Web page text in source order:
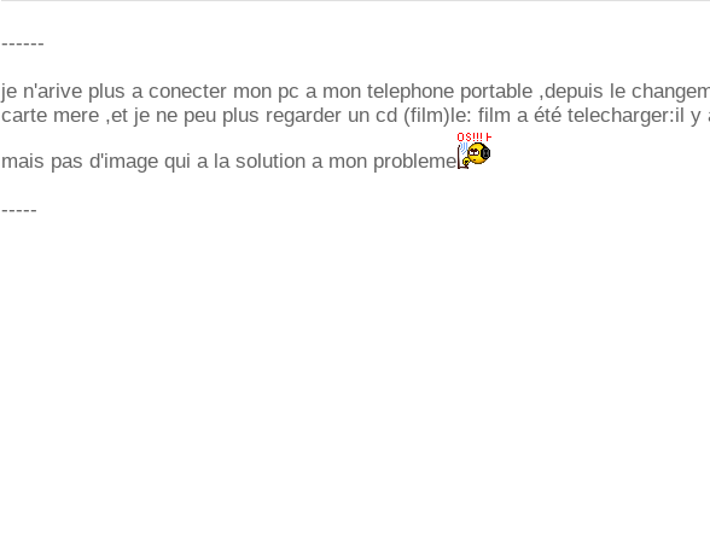
------
je n'arive plus a conecter mon pc a mon telephone portable ,depuis le
carte mere ,et je ne peu plus regarder un cd (film)le: film a été telecharger:il y
mais pas d'image qui a la solution a mon probleme
-----